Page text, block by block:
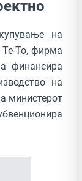
на
Те-То, фирма
финансира
на
министерот